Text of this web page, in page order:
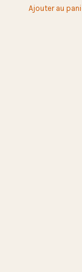
Ajouter au